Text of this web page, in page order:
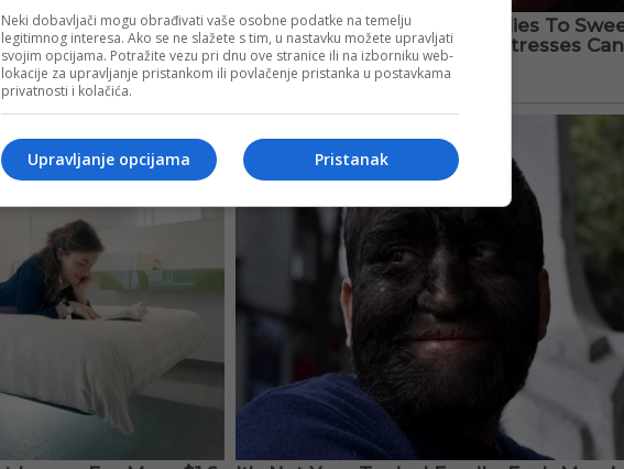
Neki dobavljači mogu obrađivati vaše osobne podatke na temelju
legitimnog interesa. Ako se ne slažete s tim, u nastavku možete upravljati
svojim opcijama. Potražite vezu pri dnu ove stranice ili na izborniku web-
lokacije za upravljanje pristankom ili povlačenje pristanka u postavkama
privatnosti i kolačića.
Pristanak
Upravljanje opcijama